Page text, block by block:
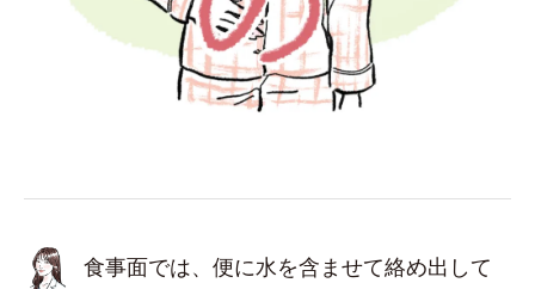
食事面では、便に水を含ませて絡め出して